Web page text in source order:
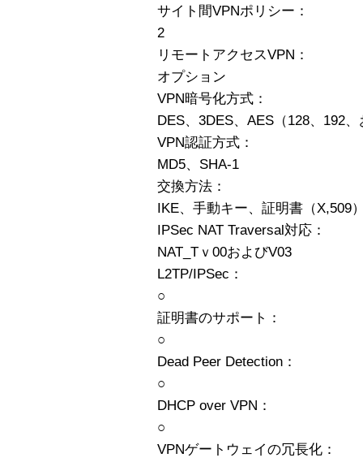
サイト間VPNポリシー：
2
リモートアクセスVPN：
オプション
VPN暗号化方式：
DES、3DES、AES（128、192
VPN認証方式：
MD5、SHA-1
交換方法：
IKE、手動キー、証明書（X,509
IPSec NAT Traversal対応：
NAT_Tｖ00およびV03
L2TP/IPSec：
○
証明書のサポート：
○
Dead Peer Detection：
○
DHCP over VPN：
○
VPNゲートウェイの冗長化：